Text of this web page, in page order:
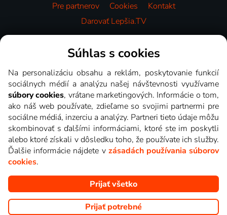
Pre partnerov
Cookies
Kontakt
Darovať Lepšia.TV
Videotéka
Copyright © goNET s.r.o. Na tomto webe sú zobrazované obrázky
z relácií TV staníc, ktoré môžete sledovať v Lepšia.TV.
Súhlas s cookies
Na personalizáciu obsahu a reklám, poskytovanie funkcií
sociálnych médií a analýzu našej návštevnosti využívame
súbory cookies, vrátane marketingových. Informácie o tom,
ako náš web používate, zdieľame so svojimi partnermi pre
sociálne médiá, inzerciu a analýzy. Partneri tieto údaje môžu
skombinovať s ďalšími informáciami, ktoré ste im poskytli
alebo ktoré získali v dôsledku toho, že používate ich služby.
Ďalšie informácie nájdete v zásadách používania súborov
cookies.
Prijať všetko
Prijať potrebné